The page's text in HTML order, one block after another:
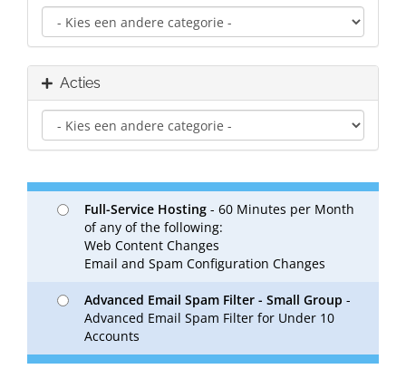
Acties
Full-Service Hosting - 60 Minutes per Month
of any of the following:
Web Content Changes
Email and Spam Configuration Changes
Advanced Email Spam Filter - Small Group -
Advanced Email Spam Filter for Under 10
Accounts